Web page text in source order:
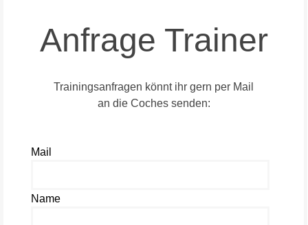
Anfrage Trainer
Trainingsanfragen könnt ihr gern per Mail
an die Coches senden:
Mail
Name